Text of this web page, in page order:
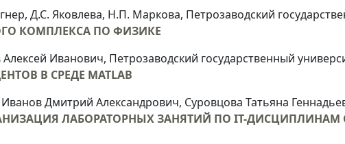
Д.С. Яковлева, Н.П. Маркова, Петрозаводский
КОМПЛЕКСА ПО ФИЗИКЕ
Иванович, Петрозаводский государственный
В СРЕДЕ MATLAB
Дмитрий Александрович, Суровцова Татьяна
ЛАБОРАТОРНЫХ ЗАНЯТИЙ ПО IT-